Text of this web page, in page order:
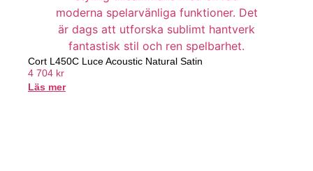
Cort L450C Luce Acoustic Natural Satin
4 704 kr
Läs mer